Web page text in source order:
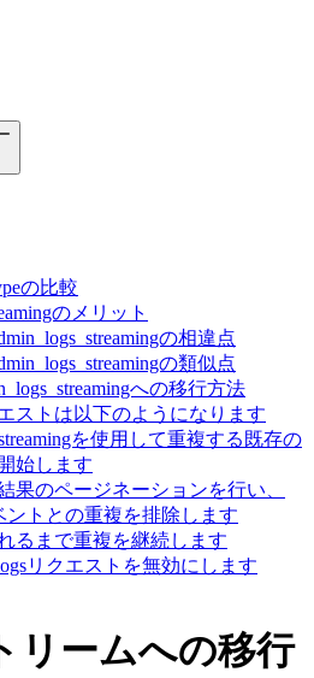
の比較
のメリット
の相違点
の類似点
への移行方法
ストは以下のようになります
を使用して重複する既存の
始します
果のページネーションを行い、
ントとの重複を排除します
るまで重複を継続します
リクエストを無効にします
リームへの移行